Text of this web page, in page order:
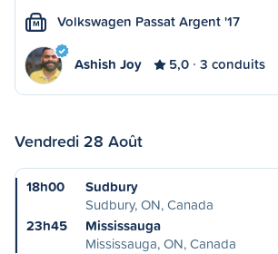
M Volkswagen Passat Argent '17
Ashish Joy 5,0 3 conduits
Vendredi 28 Août
18h00
Sudbury
Sudbury, ON, Canada
23h45
Mississauga
Mississauga, ON, Canada